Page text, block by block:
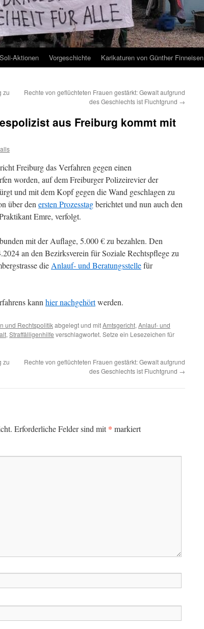
Soli-Aktionen Vorgeschichte Karikaturen von Günther Finneisen
zu
Rechte von geflüchteten Frauen gestärkt: Gewalt aufgrund
des Geschlechts ist Fluchtgrund →
aus Freiburg kommt mit
Freiburg das Verfahren gegen einen
worden, auf dem Freiburger Polizeirevier der
und mit dem Kopf gegen die Wand geschlagen zu
über den ersten Prozesstagberichtet und nun auch den
Emre, verfolgt.
mit der Auflage, 5.000 € zu bezahlen. Den
an den Bezirksverein für Soziale Rechtspflege zu
die Anlauf- und Beratungsstellefür
kann hier nachgehörtwerden.
und Rechtspolitikabgelegt und mitAmtsgericht, Anlauf- und
, Straffälligenhilfe verschlagwortet. Setze ein Lesezeichen für
zu
Rechte von geflüchteten Frauen gestärkt: Gewalt aufgrund
des Geschlechts ist Fluchtgrund →
Erforderliche Felder sind mit* markiert